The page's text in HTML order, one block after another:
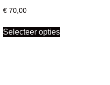
€70,00
Selecteer opties